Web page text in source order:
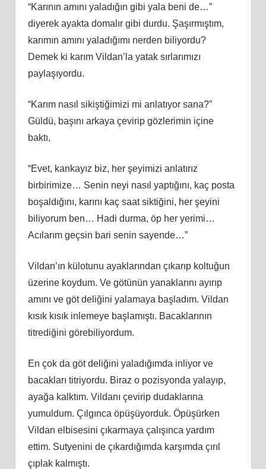
“Karının amını yaladığın gibi yala beni de…”
diyerek ayakta domalır gibi durdu. Şaşırmıştım,
karımın amını yaladığımı nerden biliyordu?
Demek ki karım Vildan’la yatak sırlarımızı
paylaşıyordu.
“Karım nasıl sikiştiğimizi mi anlatıyor sana?”
Güldü, başını arkaya çevirip gözlerimin içine
baktı,
“Evet, kankayız biz, her şeyimizi anlatırız
birbirimize… Senin neyi nasıl yaptığını, kaç posta
boşaldığını, karını kaç saat siktiğini, her şeyini
biliyorum ben… Hadi durma, öp her yerimi…
Acılarım geçsin bari senin sayende…”
Vildan’ın külotunu ayaklarından çıkarıp koltuğun
üzerine koydum. Ve götünün yanaklarını ayırıp
amını ve göt deliğini yalamaya başladım. Vildan
kısık kısık inlemeye başlamıştı. Bacaklarının
titrediğini görebiliyordum.
En çok da göt deliğini yaladığımda inliyor ve
bacakları titriyordu. Biraz o pozisyonda yalayıp,
ayağa kalktım. Vildanı çevirip dudaklarına
yumuldum. Çılgınca öpüşüyorduk. Öpüşürken
Vildan elbisesini çıkarmaya çalışınca yardım
ettim. Sutyenini de çıkardığımda karşımda çırıl
çıplak kalmıştı.